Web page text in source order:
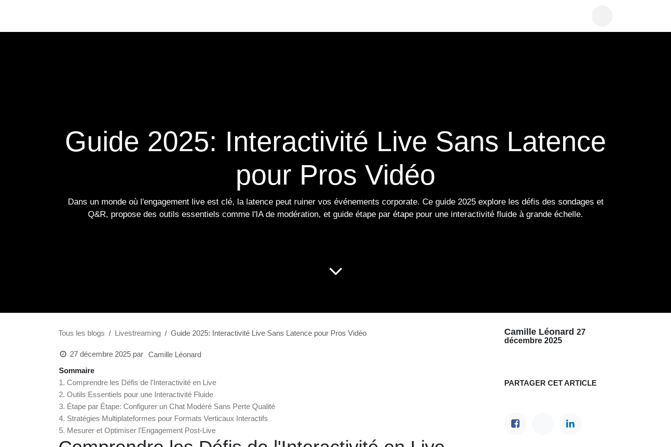
Guide 2025: Interactivité Live Sans
Latence pour Pros Vidéo
Dans un monde où l'engagement live est clé, la latence peut ruiner vos événements corporate. Ce guide 2025 explore les défis des
sondages et Q&R, propose des outils essentiels comme l'IA de modération, et guide étape par étape pour une interactivité fluide à
grande échelle.
Tous les blogs Livestreaming
Guide 2025: Interactivité Live Sans Latence pour Pros Vidéo
27 décembre 2025par Camille Léonard
Sommaire
1. Comprendre les Défis de l'Interactivité en Live
2. Outils Essentiels pour une Interactivité Fluide
3. Étape par Étape: Configurer un Chat Modéré Sans Perte Qualité
4. Stratégies Multiplateformes pour Formats Verticaux Interactifs
5. Mesurer et Optimiser l'Engagement Post-Live
Camille Léonard27
décembre 2025
PARTAGER CET ARTICLE